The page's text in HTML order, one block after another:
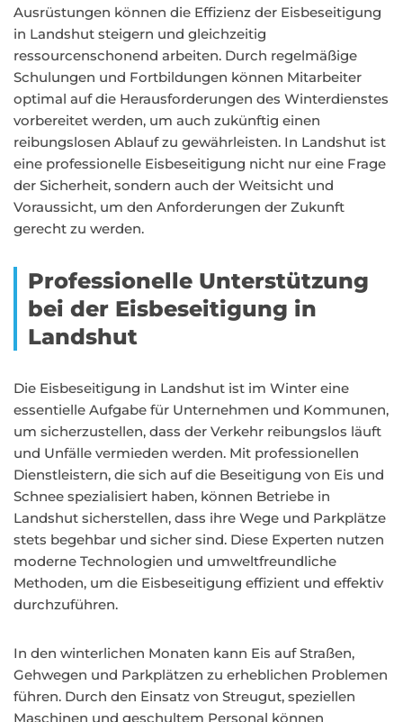
Ausrüstungen können die Effizienz der Eisbeseitigung
in Landshut steigern und gleichzeitig
ressourcenschonend arbeiten. Durch regelmäßige
Schulungen und Fortbildungen können Mitarbeiter
optimal auf die Herausforderungen des Winterdienstes
vorbereitet werden, um auch zukünftig einen
reibungslosen Ablauf zu gewährleisten. In Landshut ist
eine professionelle Eisbeseitigung nicht nur eine Frage
der Sicherheit, sondern auch der Weitsicht und
Voraussicht, um den Anforderungen der Zukunft
gerecht zu werden.
Professionelle Unterstützung
bei der Eisbeseitigung in
Landshut
Die Eisbeseitigung in Landshut ist im Winter eine
essentielle Aufgabe für Unternehmen und Kommunen,
um sicherzustellen, dass der Verkehr reibungslos läuft
und Unfälle vermieden werden. Mit professionellen
Dienstleistern, die sich auf die Beseitigung von Eis und
Schnee spezialisiert haben, können Betriebe in
Landshut sicherstellen, dass ihre Wege und Parkplätze
stets begehbar und sicher sind. Diese Experten nutzen
moderne Technologien und umweltfreundliche
Methoden, um die Eisbeseitigung effizient und effektiv
durchzuführen.
In den winterlichen Monaten kann Eis auf Straßen,
Gehwegen und Parkplätzen zu erheblichen Problemen
führen. Durch den Einsatz von Streugut, speziellen
Maschinen und geschultem Personal können